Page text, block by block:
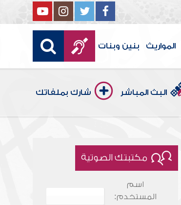
المواريث بنين وبنات
البث المباشر شارك بملفاتك
مكتبتك الصوتية
اسم
المستخدم: